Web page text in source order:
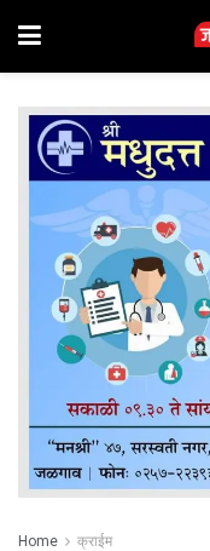
Home क्राईम